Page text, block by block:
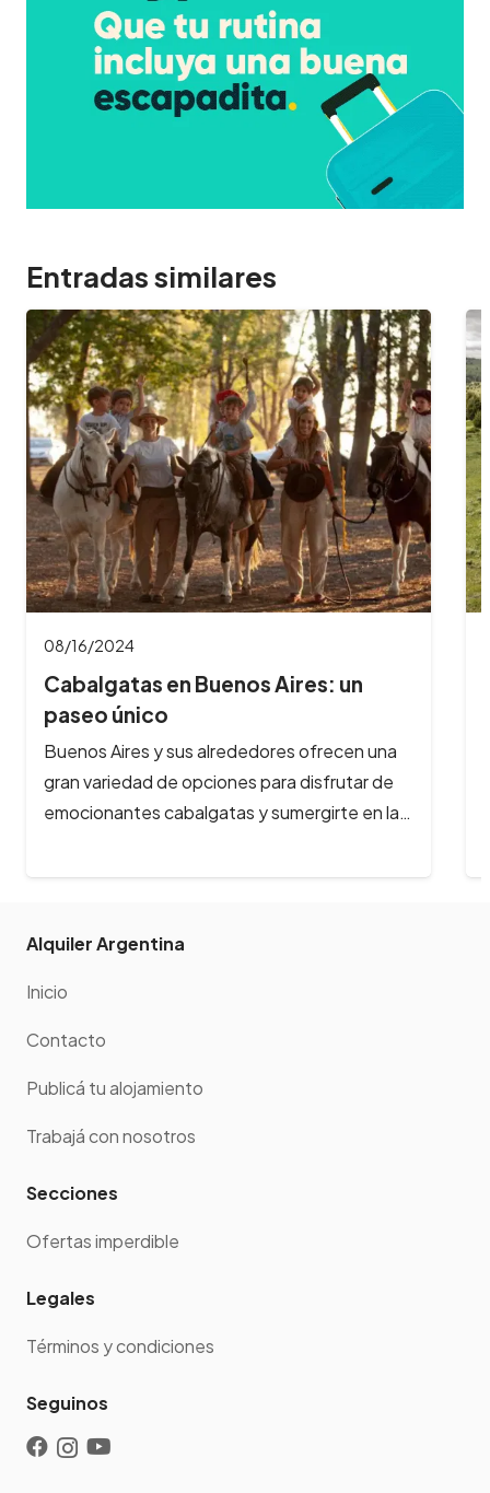
Entradas similares
08/16/2024
Cabalgatas en Bariloche: aventuras
a caballo…
¿Te imaginas galopar por paisajes de ensueño,
rodeado de montañas nevadas, lagos
cristalinos y bosques milenarios? En Bariloche,
Alquiler Argentina
Inicio
Contacto
Publicá tu alojamiento
Trabajá con nosotros
Secciones
Ofertas imperdible
Legales
Términos y condiciones
Seguinos